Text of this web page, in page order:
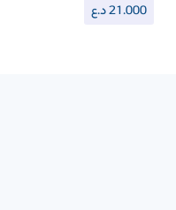
21.000د.ع